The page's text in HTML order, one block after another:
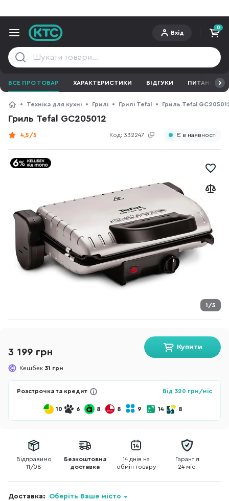
Вхід
0
ВСЕ ПРО ТОВАР ХАРАКТЕРИСТИКИ ВІДГУКИ ПИТАННЯ ТА
Техніка для кухні Грилі Грилі Tefal Гриль Tefal
Гриль Tefal GC205012
Код: 332247
4,5/5 Є в наявності
1/5
3 199 грн
Кешбек 31 грн
Купити
Розстрочка та кредит Від 320 грн/міс
10 6 8 8 9 14 8
Відправимо
11/08
Безкоштовна
доставка
14 днів на
обмін товару
Гарантія
24 міс.
Доставка: Оберіть Ваше місто